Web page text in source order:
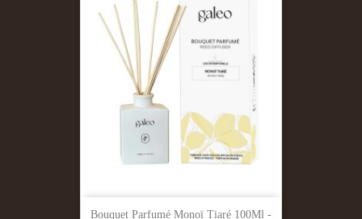
Bouquet Parfumé Monoï Tiaré 100Ml -